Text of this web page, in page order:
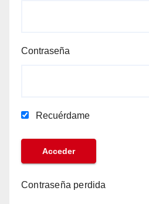
Contraseña
Recuérdame
Contraseña perdida